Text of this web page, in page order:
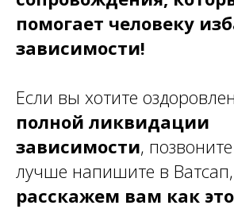
помогает человеку
зависимости!
Если вы хотите
полной ликвидации
зависимости,
лучше напишите в Ватсап,
расскажем вам как